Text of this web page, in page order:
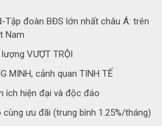
Tập đoàn BĐS lớn nhất châu Á: trên
Nam
VƯỢT TRỘI
MINH, cảnh quan TINH TẾ
ích hiện đại và độc đáo
ưu đãi (trung bình 1.25%/tháng)